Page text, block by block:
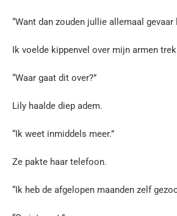
“Want dan zouden jullie allemaal gevaar
Ik voelde kippenvel over mijn armen
“Waar gaat dit over?”
Lily haalde diep adem.
“Ik weet inmiddels meer.”
Ze pakte haar telefoon.
“Ik heb de afgelopen maanden zelf